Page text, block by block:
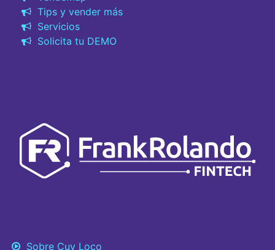
Tips y vender más
Servicios
Solicita tu DEMO
Sobre Cuy Loco